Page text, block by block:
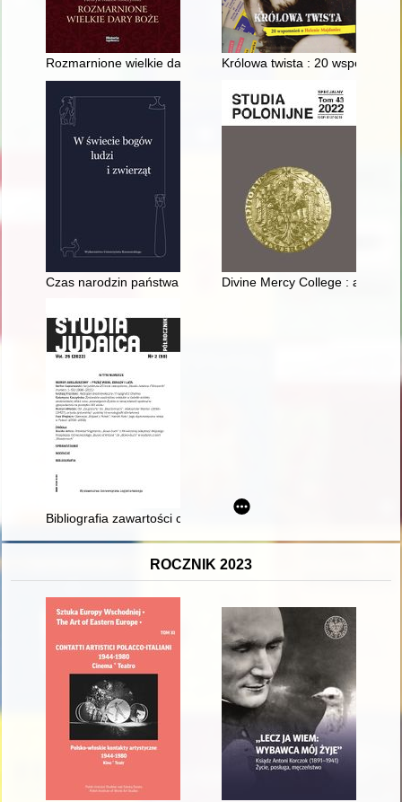
Rozmarnione wielkie dary BożeKrólowa twista : 20
Czas narodzin państwa i prawa w przekazach słowiańskich
Divine Mercy College : a
Bibliografia zawartości czasopisma "Studia Judaica.
ROCZNIK 2023